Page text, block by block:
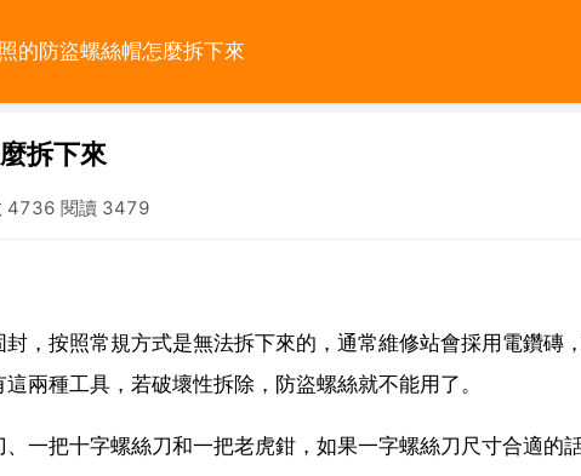
的防盜螺絲帽怎麼拆下來
拆下來
閱讀 3479
，按照常規方式是無法拆下來的，通常維修站會採用電鑽磚
兩種工具，若破壞性拆除，防盜螺絲就不能用了。
一把十字螺絲刀和一把老虎鉗，如果一字螺絲刀尺寸合適的